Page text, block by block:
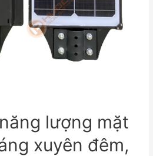
lượng mặt
xuyên đêm,